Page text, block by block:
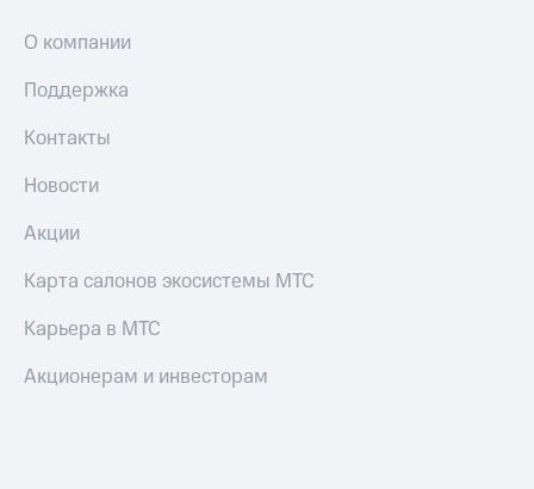
О компании
Поддержка
Контакты
Новости
Акции
Карта салонов экосистемы МТС
Карьера в МТС
Акционерам и инвесторам